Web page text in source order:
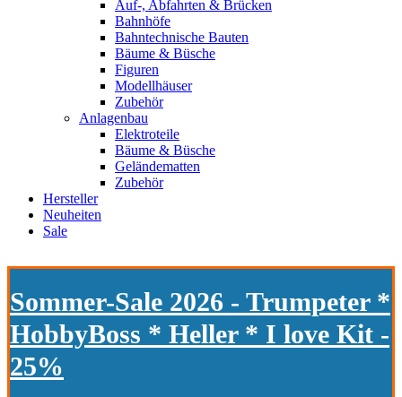
Auf-, Abfahrten & Brücken
Bahnhöfe
Bahntechnische Bauten
Bäume & Büsche
Figuren
Modellhäuser
Zubehör
Anlagenbau
Elektroteile
Bäume & Büsche
Geländematten
Zubehör
Hersteller
Neuheiten
Sale
Sommer-Sale 2026 - Trumpeter *
HobbyBoss * Heller * I love Kit -
25%